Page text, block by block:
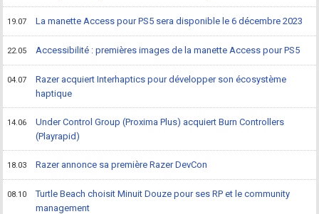
19.07 La manette Access pour PS5 sera disponible le 6 décembre 2023
22.05 Accessibilité : premières images de la manette Access pour PS5
04.07
Razer acquiert Interhaptics pour développer son écosystème
haptique
14.06
Under Control Group (Proxima Plus) acquiert Burn Controllers
(Playrapid)
18.03 Razer annonce sa première Razer DevCon
08.10
Turtle Beach choisit Minuit Douze pour ses RP et le community
management